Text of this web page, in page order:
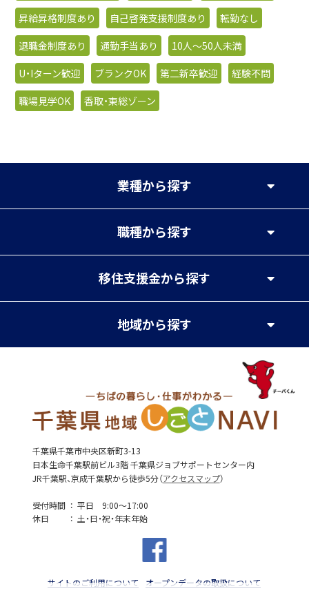
昇給昇格制度あり
自己啓発支援制度あり
転勤なし
退職金制度あり
通勤手当あり
10人〜50人未満
U・Iターン歓迎
ブランクOK 第二新卒歓迎
経験不問
職場見学OK
香取・東総ゾーン
業種から探す
職種から探す
移住支援金から探す
地域から探す
千葉県千葉市中央区新町3-13
日本生命千葉駅前ビル3階 千葉県ジョブサポートセンター内
JR千葉駅、京成千葉駅から徒歩5分（アクセスマップ）
受付時間
平日 9:00～17:00
休日
土・日・祝・年末年始
サイトのご利用について オープンデータの取扱について